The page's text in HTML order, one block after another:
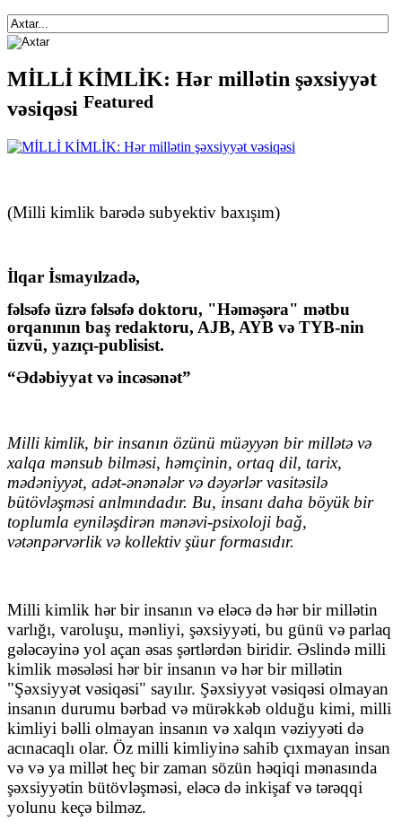
MİLLİ KİMLİK: Hər millətin şəxsiyyət
vəsiqəsi Featured
(Milli kimlik barədə subyektiv baxışım)
İlqar İsmayılzadə,
fəlsəfə üzrə fəlsəfə doktoru, "Həməşəra" mətbu
orqanının baş redaktoru, AJB, AYB və TYB-nin
üzvü, yazıçı-publisist.
“Ədəbiyyat və incəsənət”
Milli kimlik, bir insanın özünü müəyyən bir millətə və
xalqa mənsub bilməsi, həmçinin, ortaq dil, tarix,
mədəniyyət, adət-ənənələr və dəyərlər vasitəsilə
bütövləşməsi anlmındadır. Bu, insanı daha böyük bir
toplumla eyniləşdirən mənəvi-psixoloji bağ,
vətənpərvərlik və kollektiv şüur formasıdır.
Milli kimlik hər bir insanın və eləcə də hər bir millətin
varlığı, varoluşu, mənliyi, şəxsiyyəti, bu günü və parlaq
gələcəyinə yol açan əsas şərtlərdən biridir. Əslində milli
kimlik məsələsi hər bir insanın və hər bir millətin
"Şəxsiyyət vəsiqəsi" sayılır. Şəxsiyyət vəsiqəsi olmayan
insanın durumu bərbad və mürəkkəb olduğu kimi, milli
kimliyi bəlli olmayan insanın və xalqın vəziyyəti də
acınacaqlı olar. Öz milli kimliyinə sahib çıxmayan insan
və və ya millət heç bir zaman sözün həqiqi mənasında
şəxsiyyətin bütövləşməsi, eləcə də inkişaf və tərəqqi
yolunu keçə bilməz.